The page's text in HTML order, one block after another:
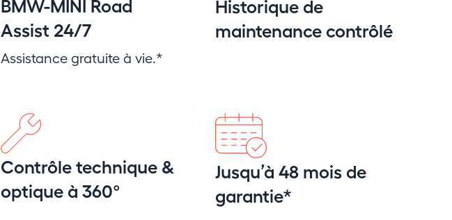
BMW-MINI Road
Assist 24/7
Assistance gratuite à vie.*
Historique de
maintenance contrôlé
Contrôle technique &
optique à 360°
Jusqu’à 48 mois de
garantie*